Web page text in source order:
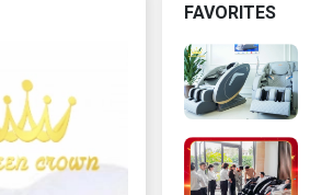
FAVORITES